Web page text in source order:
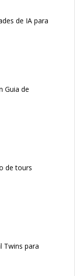
de IA para
Guia de
de tours
Twins para